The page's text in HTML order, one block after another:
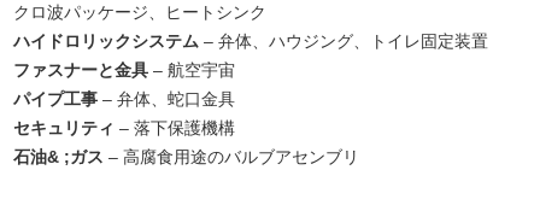
クロ波パッケージ、ヒートシンク
ハイドロリックシステム – 弁体、ハウジング、トイレ固定装置
ファスナーと金具 – 航空宇宙
パイプ工事 – 弁体、蛇口金具
セキュリティ – 落下保護機構
石油& ;ガス – 高腐食用途のバルブアセンブリ